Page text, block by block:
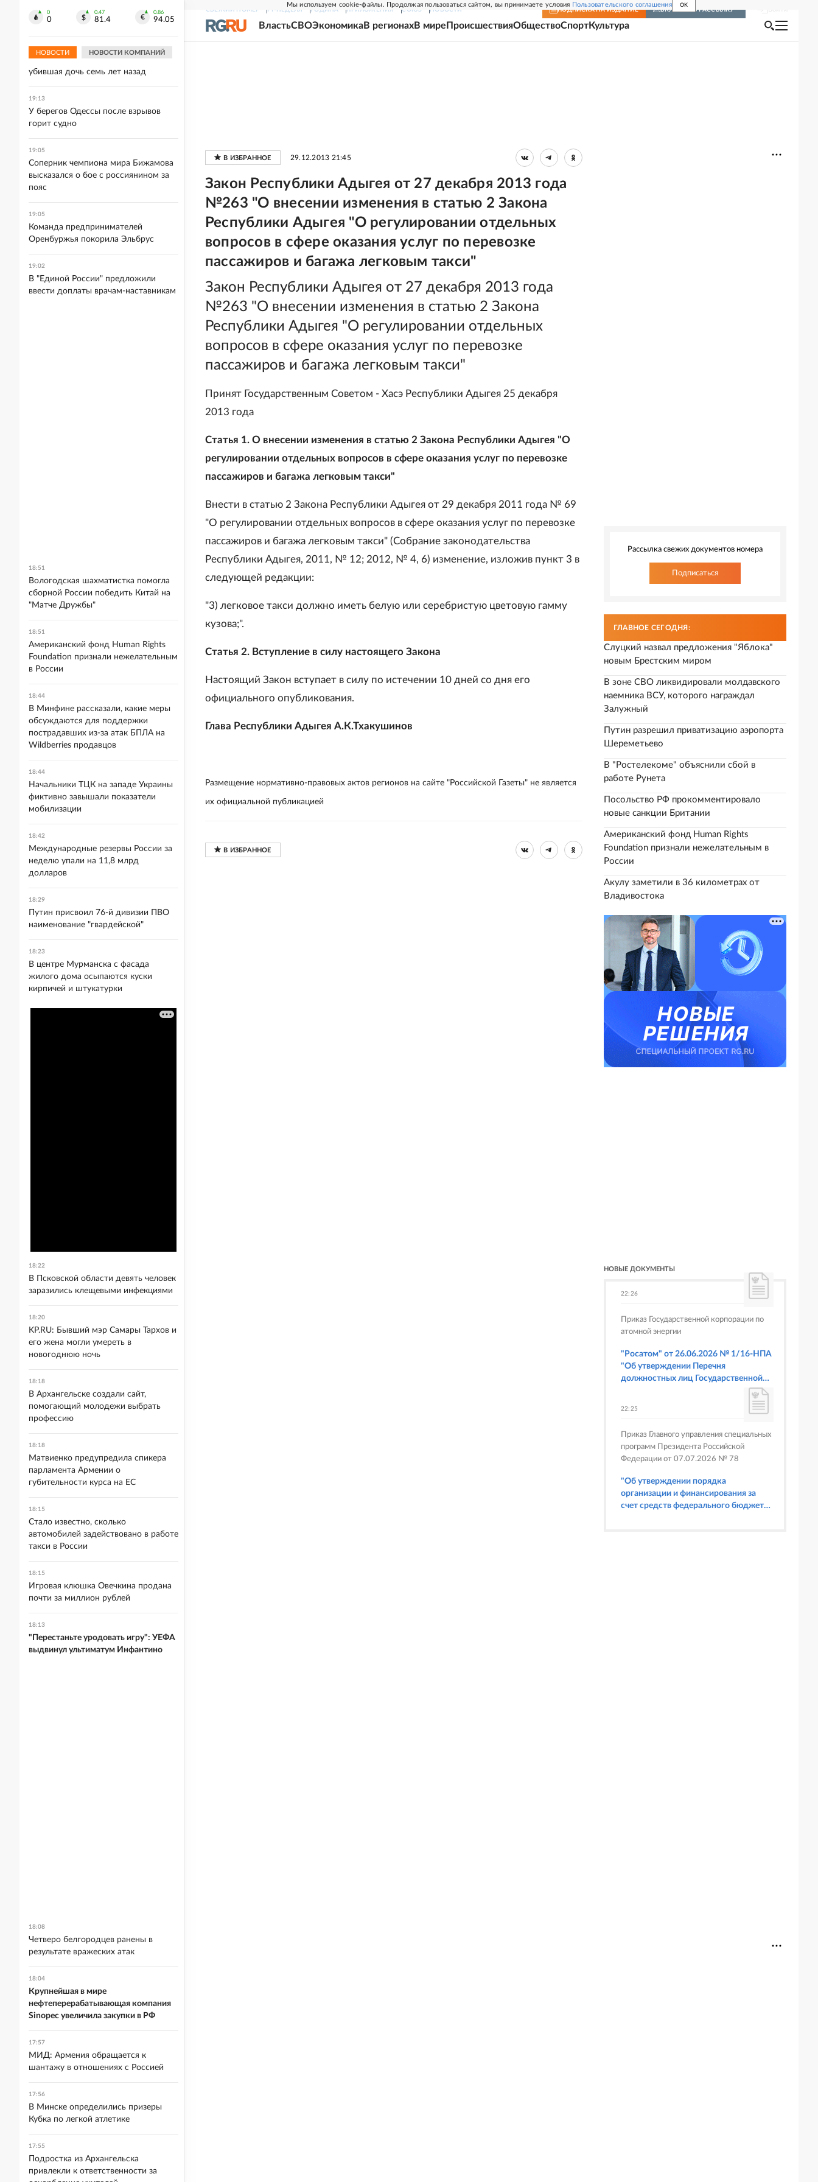
Мы используем cookie-файлы. Продолжая пользоваться сайтом, вы принимаете условия Пользовательского соглашения OK
СВЕЖИЙ НОМЕР РГ-НЕДЕЛЯ РОДИНА ПРИЛОЖЕНИЯ СОЮЗ НОВОСТИ ПОДПИСКА НА ИЗДАНИЕ ВКЛЮЧИТЬ РАССЫЛКУ
ВластьСВОЭкономикаВ регионахВ мире ПроисшествияОбществоСпортКультура
29.12.2013 21:45
Закон Республики Адыгея от 27 декабря 2013 года
№263 "О внесении изменения в статью 2 Закона
Республики Адыгея "О регулировании отдельных
вопросов в сфере оказания услуг по перевозке
пассажиров и багажа легковым такси"
Закон Республики Адыгея от 27 декабря 2013 года
№263 "О внесении изменения в статью 2 Закона
Республики Адыгея "О регулировании отдельных
вопросов в сфере оказания услуг по перевозке
пассажиров и багажа легковым такси"
Принят Государственным Советом - Хасэ Республики Адыгея 25 декабря
2013 года
Статья 1. О внесении изменения в статью 2 Закона Республики Адыгея "О
регулировании отдельных вопросов в сфере оказания услуг по перевозке
пассажиров и багажа легковым такси"
Внести в статью 2 Закона Республики Адыгея от 29 декабря 2011 года № 69
"О регулировании отдельных вопросов в сфере оказания услуг по перевозке
пассажиров и багажа легковым такси" (Собрание законодательства
Республики Адыгея, 2011, № 12; 2012, № 4, 6) изменение, изложив пункт 3 в
следующей редакции:
"3) легковое такси должно иметь белую или серебристую цветовую гамму
кузова;".
Статья 2. Вступление в силу настоящего Закона
Настоящий Закон вступает в силу по истечении 10 дней со дня его
официального опубликования.
Глава Республики Адыгея А.К.Тхакушинов
Размещение нормативно-правовых актов регионов на сайте "Российской Газеты" не является
их официальной публикацией
Рассылка свежих документов номера
Подписаться
ГЛАВНОЕ СЕГОДНЯ:
Слуцкий назвал предложения "Яблока"
новым Брестским миром
В зоне СВО ликвидировали молдавского
наемника ВСУ, которого награждал
Залужный
Путин разрешил приватизацию аэропорта
Шереметьево
В "Ростелекоме" объяснили сбой в
работе Рунета
Посольство РФ прокомментировало
новые санкции Британии
Американский фонд Human Rights
Foundation признали нежелательным в
России
Акулу заметили в 36 километрах от
Владивостока
НОВЫЕ ДОКУМЕНТЫ
22:26
Приказ Государственной корпорации по
атомной энергии
"Росатом" от 26.06.2026 № 1/16-НПА
"Об утверждении Перечня
должностных лиц Государственной
корпорации по атомной энергии
предусмотренных статьями 6.3, 8.1,
9.4, 9.5 и 9.5.1, частью 3 статьи 9.16,
статьей 14.44, частью 1 статьи 19.4,
статьей 19.4.1, частями 6 и 15 статьи
19.5, статьями 19.6 и 19.7, частью 1
статьи 19.26, статьей 19.33, частями 1,
2, 2.1, 6 и 6.1 статьи 20.4 Кодекса
22:25
Приказ Главного управления специальных
программ Президента Российской
Федерации от 07.07.2026 № 78
"Об утверждении порядка
организации и финансирования за
счет средств федерального бюджета
0
0
0.47
81.4
0.86
94.05
НОВОСТИ НОВОСТИ КОМПАНИЙ
императора" - последнего фильма
Алексея Пиманова
19:21
В Вологде под суд пойдет женщина,
убившая дочь семь лет назад
19:13
У берегов Одессы после взрывов
горит судно
19:05
Соперник чемпиона мира Бижамова
высказался о бое с россиянином за
пояс
19:05
Команда предпринимателей
Оренбуржья покорила Эльбрус
19:02
В "Единой России" предложили
ввести доплаты врачам-наставникам
18:51
Вологодская шахматистка помогла
сборной России победить Китай на
"Матче Дружбы"
18:51
Американский фонд Human Rights
Foundation признали нежелательным
в России
18:44
В Минфине рассказали, какие меры
обсуждаются для поддержки
пострадавших из-за атак БПЛА на
Wildberries продавцов
18:44
Начальники ТЦК на западе Украины
фиктивно завышали показатели
мобилизации
18:42
Международные резервы России за
неделю упали на 11,8 млрд
долларов
18:29
Путин присвоил 76-й дивизии ПВО
наименование "гвардейской"
18:23
В центре Мурманска с фасада
жилого дома осыпаются куски
кирпичей и штукатурки
18:22
В Псковской области девять человек
заразились клещевыми инфекциями
18:20
KP.RU: Бывший мэр Самары Тархов и
его жена могли умереть в
новогоднюю ночь
18:18
В Архангельске создали сайт,
помогающий молодежи выбрать
профессию
18:18
Матвиенко предупредила спикера
парламента Армении о
губительности курса на ЕС
18:15
Стало известно, сколько
автомобилей задействовано в работе
такси в России
18:15
Игровая клюшка Овечкина продана
почти за миллион рублей
18:13
"Перестаньте уродовать игру": УЕФА
выдвинул ультиматум Инфантино
18:08
Четверо белгородцев ранены в
результате вражеских атак
18:04
Крупнейшая в мире
нефтеперерабатывающая компания
Sinopec увеличила закупки в РФ
17:57
МИД: Армения обращается к
шантажу в отношениях с Россией
17:56
В Минске определились призеры
Кубка по легкой атлетике
17:55
Подростка из Архангельска
привлекли к ответственности за